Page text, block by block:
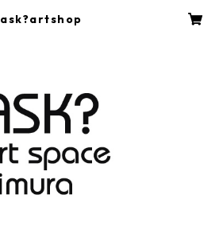
ask?artshop